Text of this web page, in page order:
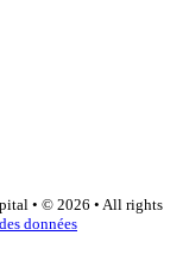
• © 2026 • All rights
données